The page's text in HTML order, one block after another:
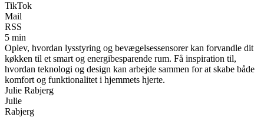
TikTok
Mail
RSS
5 min
Oplev, hvordan lysstyring og bevægelsessensorer kan forvandle dit
køkken til et smart og energibesparende rum. Få inspiration til,
hvordan teknologi og design kan arbejde sammen for at skabe både
komfort og funktionalitet i hjemmets hjerte.
Julie Rabjerg
Julie
Rabjerg